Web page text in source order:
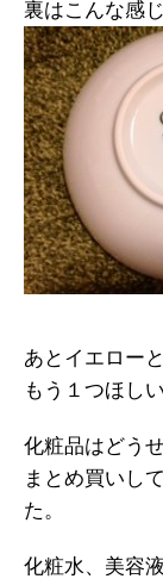
裏はこんな感じ
あとイエロー
もう１つほし
化粧品はどう
まとめ買いし
た。
化粧水、美容